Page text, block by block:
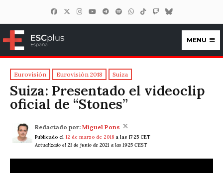
ESCplus España
MENU
Eurovisión Eurovisión 2018 Suiza
Suiza: Presentado el videoclip
oficial de “Stones”
Redactado por: Miguel Pons
Publicado el 12 de marzo de 2018 a las 17:25 CET
Actualizado el 21 de junio de 2021 a las 19:25 CEST